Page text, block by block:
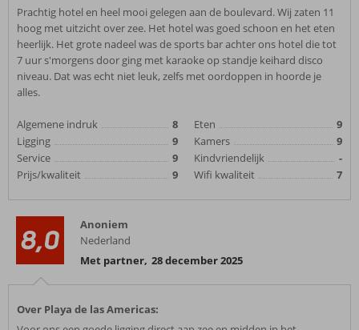
Prachtig hotel en heel mooi gelegen aan de boulevard. Wij zaten 11
hoog met uitzicht over zee. Het hotel was goed schoon en het eten
heerlijk. Het grote nadeel was de sports bar achter ons hotel die tot
7 uur s'morgens door ging met karaoke op standje keihard disco
niveau. Dat was echt niet leuk, zelfs met oordoppen in hoorde je
alles.
Algemene indruk
8
Ligging
9
Service
9
Prijs/kwaliteit
9
Eten
9
Kamers
9
Kindvriendelijk
-
Wifi kwaliteit
7
8,0
Anoniem
Nederland
Met partner, 28 december 2025
Over Playa de las Americas: